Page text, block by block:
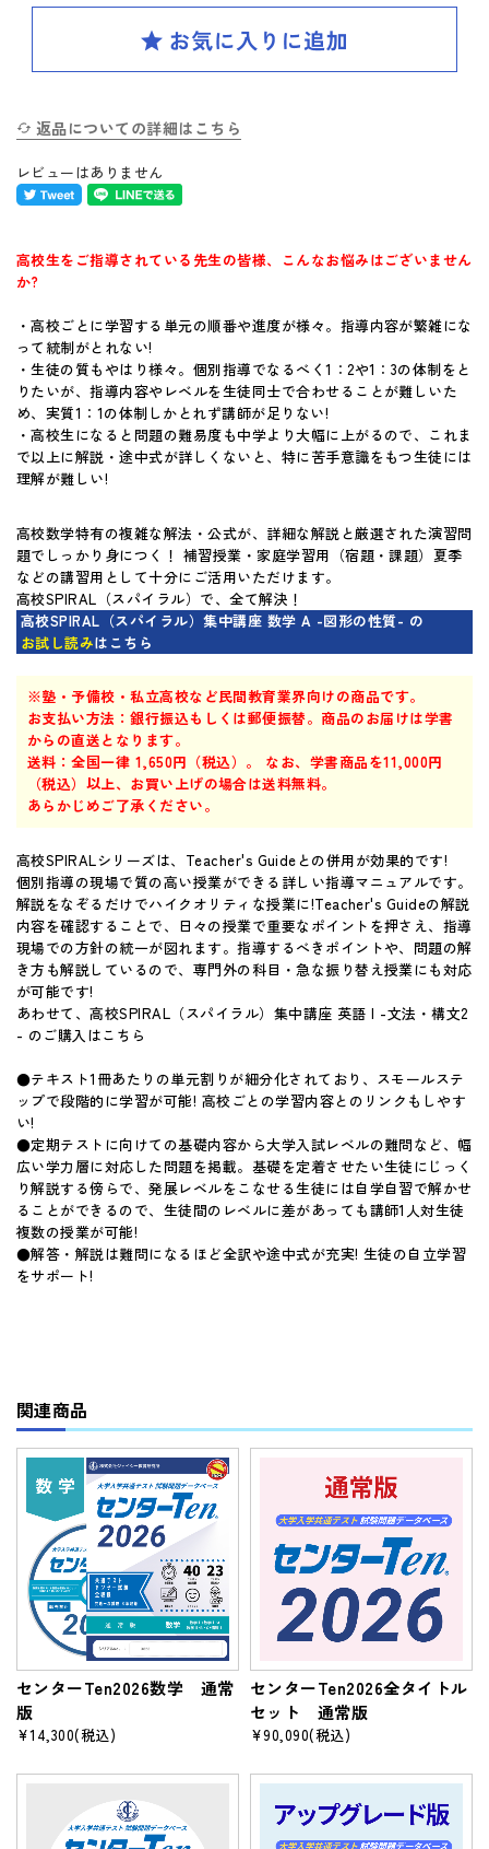
お買い物ガイド
よくあるご質問
体験版・製品資料について
お問い合せ
マイページ
返品についての詳細はこちら
レビューはありません
高校生をご指導されている先生の皆様、こんなお悩みはございません
か?
・高校ごとに学習する単元の順番や進度が様々。指導内容が繁雑にな
って統制がとれない!
・生徒の質もやはり様々。個別指導でなるべく1：2や1：3の体制をと
りたいが、指導内容やレベルを生徒同士で合わせることが難しいた
め、実質1：1の体制しかとれず講師が足りない!
・高校生になると問題の難易度も中学より大幅に上がるので、これま
で以上に解説・途中式が詳しくないと、特に苦手意識をもつ生徒には
理解が難しい!
高校数学特有の複雑な解法・公式が、詳細な解説と厳選された演習問
題でしっかり身につく！ 補習授業・家庭学習用（宿題・課題）夏季
などの講習用として十分にご活用いただけます。
高校SPIRAL（スパイラル）で、全て解決！
高校SPIRAL（スパイラル）集中講座 数学 A -図形の性質- の
お試し読みはこちら
※塾・予備校・私立高校など民間教育業界向けの商品です。
お支払い方法：銀行振込もしくは郵便振替。商品のお届けは学書
からの直送となります。
送料：全国一律 1,650円（税込）。 なお、学書商品を11,000円
（税込）以上、お買い上げの場合は送料無料。
あらかじめご了承ください。
高校SPIRALシリーズは、Teacher's Guideとの併用が効果的です!
個別指導の現場で質の高い授業ができる詳しい指導マニュアルです。
解説をなぞるだけでハイクオリティな授業に!Teacher's Guideの解説
内容を確認することで、日々の授業で重要なポイントを押さえ、指導
現場での方針の統一が図れます。指導するべきポイントや、問題の解
き方も解説しているので、専門外の科目・急な振り替え授業にも対応
が可能です!
あわせて、高校SPIRAL（スパイラル）集中講座 英語 I -文法・構文2
- のご購入はこちら
●テキスト1冊あたりの単元割りが細分化されており、スモールステ
ップで段階的に学習が可能! 高校ごとの学習内容とのリンクもしやす
い!
●定期テストに向けての基礎内容から大学入試レベルの難問など、幅
広い学力層に対応した問題を掲載。基礎を定着させたい生徒にじっく
り解説する傍らで、発展レベルをこなせる生徒には自学自習で解かせ
ることができるので、生徒間のレベルに差があっても講師1人対生徒
複数の授業が可能!
●解答・解説は難問になるほど全訳や途中式が充実! 生徒の自立学習
をサポート!
関連商品
センターTen2026数学 通常
版
¥14,300(税込)
センターTen2026全タイトル
セット 通常版
¥90,090(税込)